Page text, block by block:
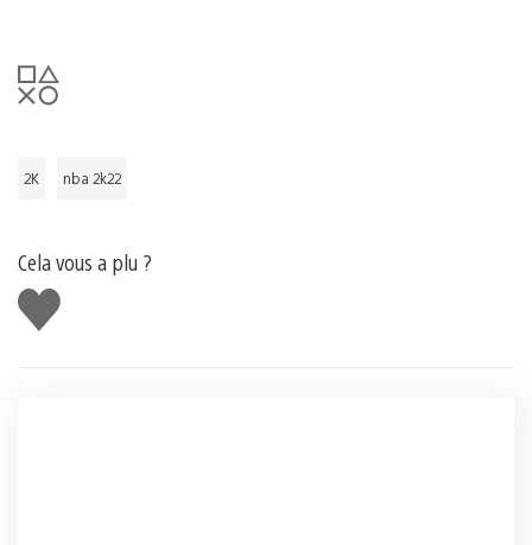
2K nba 2k22
Cela vous a plu ?
J'aime